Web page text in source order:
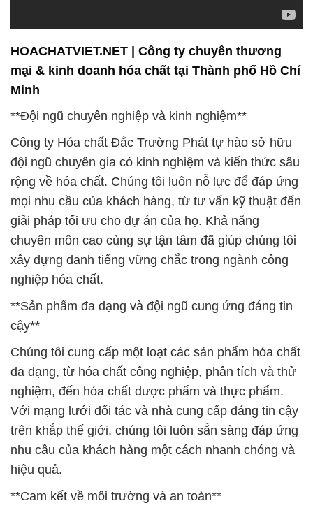
**Đội ngũ chuyên nghiệp và kinh nghiệm**
Công ty Hóa chất Đắc Trường Phát tự hào sở hữu
đội ngũ chuyên gia có kinh nghiệm và kiến thức sâu
rộng về hóa chất. Chúng tôi luôn nỗ lực để đáp ứng
mọi nhu cầu của khách hàng, từ tư vấn kỹ thuật đến
giải pháp tối ưu cho dự án của họ. Khả năng
chuyên môn cao cùng sự tận tâm đã giúp chúng tôi
xây dựng danh tiếng vững chắc trong ngành công
nghiệp hóa chất.
**Sản phẩm đa dạng và đội ngũ cung ứng đáng tin
cậy**
Chúng tôi cung cấp một loạt các sản phẩm hóa chất
đa dạng, từ hóa chất công nghiệp, phân tích và thử
nghiệm, đến hóa chất dược phẩm và thực phẩm.
Với mạng lưới đối tác và nhà cung cấp đáng tin cậy
trên khắp thế giới, chúng tôi luôn sẵn sàng đáp ứng
nhu cầu của khách hàng một cách nhanh chóng và
hiệu quả.
**Cam kết về môi trường và an toàn**
Tại Công ty Hóa chất Đắc Trường Phát, chúng tôi
luôn coi trọng việc bảo vệ môi trường và an toàn
làm việc. Chúng tôi tuân thủ tất cả các quy định và
tiêu chuẩn an toàn trong quá trình sản xuất và giao